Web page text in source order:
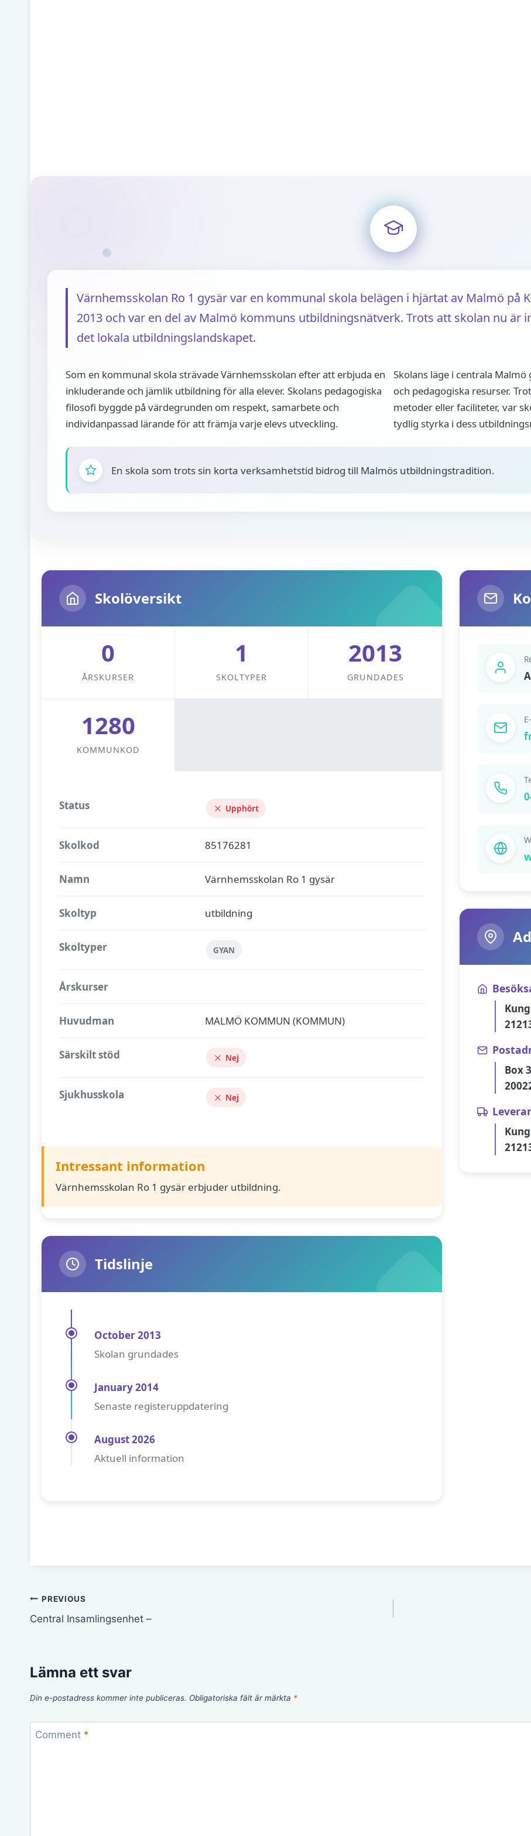
Värnhemsskolan Ro 1 gysär var en kommunal skola belägen i hjärtat av Malmö på
2013 och var en del av Malmö kommuns utbildningsnätverk. Trots att skolan nu är
det lokala utbildningslandskapet.
Som en kommunal skola strävade Värnhemsskolan efter att erbjuda en
inkluderande och jämlik utbildning för alla elever. Skolans pedagogiska
filosofi byggde på värdegrunden om respekt, samarbete och
individanpassad lärande för att främja varje elevs utveckling.
Skolans läge i centrala
och pedagogiska resurser.
metoder eller faciliteter, var
tydlig styrka i dess
En skola som trots sin korta verksamhetstid bidrog till Malmös utbildningstradition.
Skolöversikt
0
ÅRSKURSER
1
SKOLTYPER
2013
GRUNDADES
1280
KOMMUNKOD
Status Upphört
Skolkod 85176281
Namn Värnhemsskolan Ro 1 gysär
Skoltyp utbildning
Skoltyper GYAN
Årskurser
Huvudman MALMÖ KOMMUN (KOMMUN)
Särskilt stöd Nej
Sjukhusskola Nej
Intressant information
Värnhemsskolan Ro 1 gysär erbjuder utbildning.
Tidslinje
October 2013
Skolan grundades
January 2014
Senaste registeruppdatering
August 2026
Aktuell information
Box
Inläggsnavigering
PREVIOUS
Central Insamlingsenhet –
Lämna ett svar
Din e-postadress kommer inte publiceras. Obligatoriska fält är märkta *
Comment *